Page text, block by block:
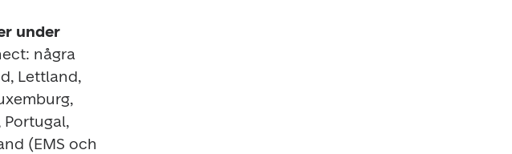
under
några
Lettland,
Portugal,
(EMS och